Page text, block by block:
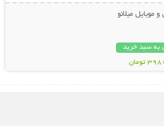
موبایل میلانو
به سبد خرید
تومان